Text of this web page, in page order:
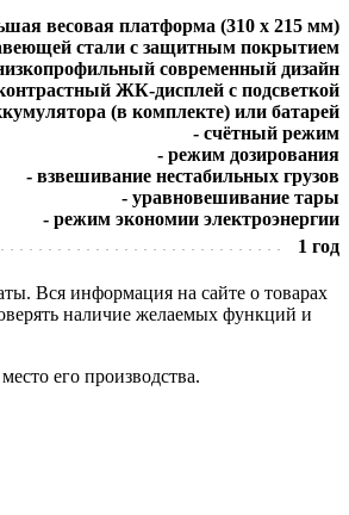
весовая платформа (310 х 215 мм)
стали с защитным покрытием
современный дизайн
ЖК-дисплей с подсветкой
(в комплекте) или батарей
- счётный режим
- режим дозирования
- взвешивание нестабильных грузов
- уравновешивание тары
- режим экономии электроэнергии
1 год
Вся информация на сайте о товарах
наличие желаемых функций и
его производства.